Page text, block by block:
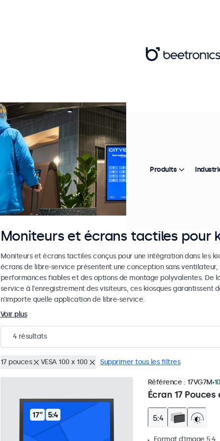
Moniteurs et écrans tactiles pour
Moniteurs et écrans tactiles conçus pour une intégration dans les
écrans de libre-service présentent une conception sans
performances fiables et des options de montage polyvalentes. De
service à l'enregistrement des visiteurs, ces kiosques garantissent
n'importe quelle application de libre-service.
Voir plus
4 résultats
17 pouces VESA 100 x 100 Supprimer tous les filtres
Écran 17
Référence : 17VG7M
Produits